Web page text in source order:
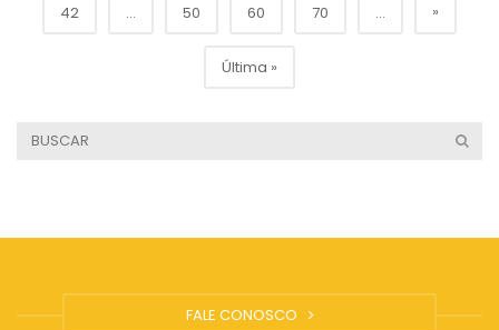
42 ... 50 60 70 ... »
Última »
FALE CONOSCO